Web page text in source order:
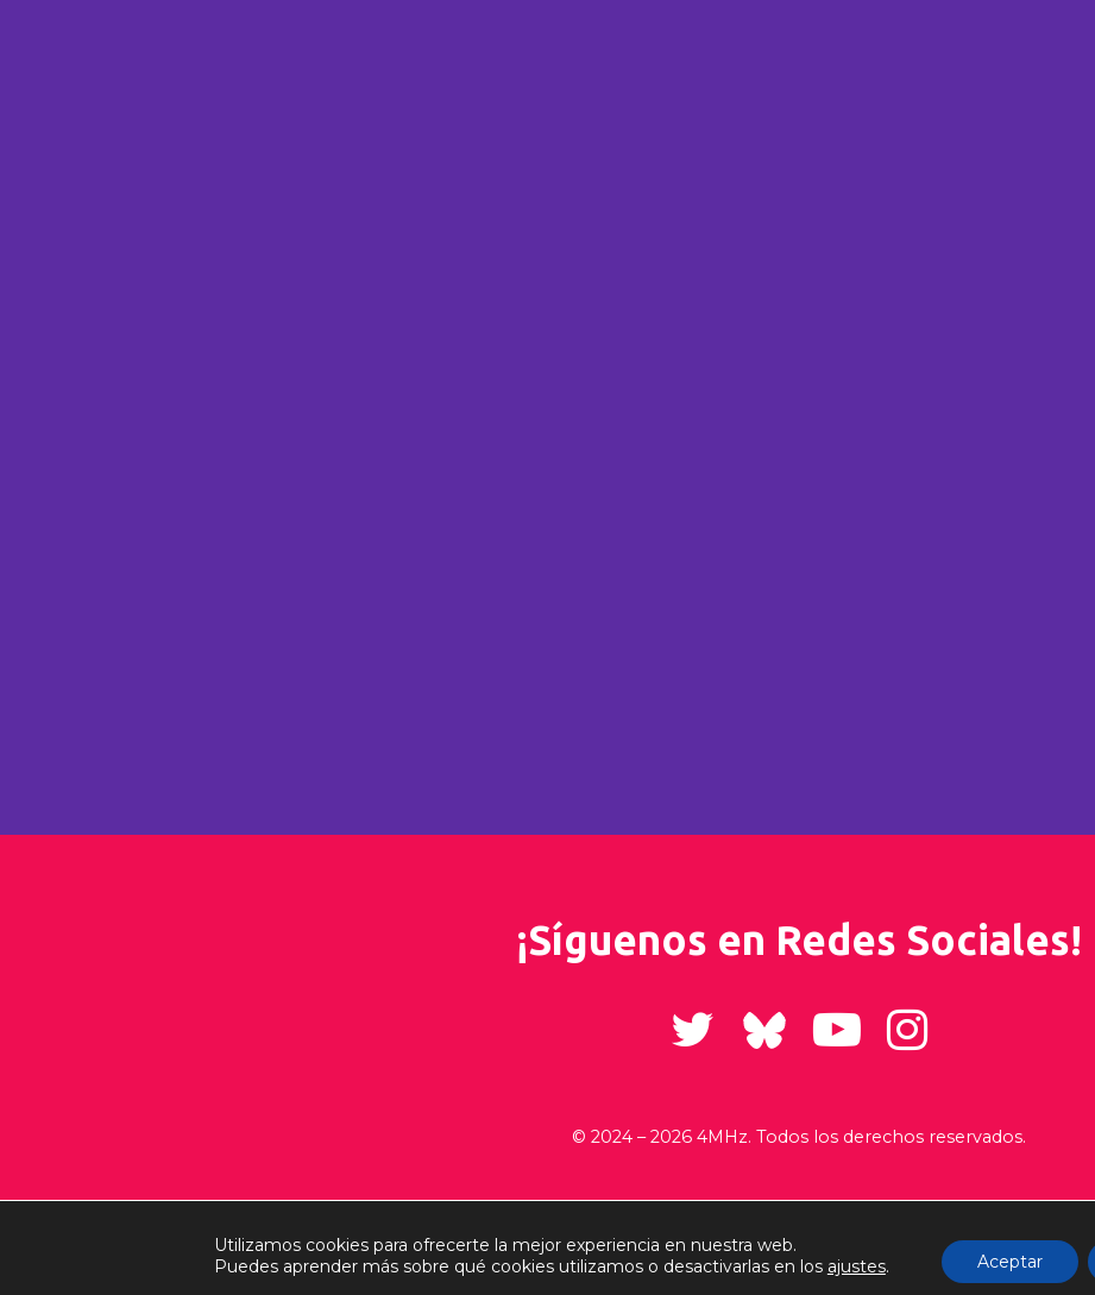
¡Síguenos en Redes Sociales!
© 2024 –2026 4MHz. Todos los derechos reservados.
Aviso Legal Politica de Privacidad Términos y Condiciones Envíos y
Utilizamos cookies para ofrecerte la mejor experiencia en nuestra web.
Puedes aprender más sobre qué cookies utilizamos o desactivarlas en los ajustes. Aceptar